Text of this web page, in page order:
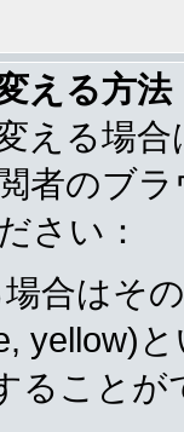
える方法
える場
者のブ
さい：
合はそ
yellow)
ることが